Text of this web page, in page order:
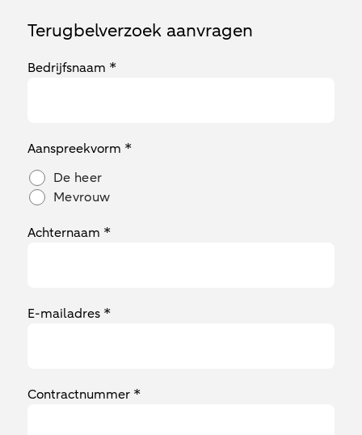
Terugbelverzoek aanvragen
Bedrijfsnaam *
Aanspreekvorm *
De heer
Mevrouw
Achternaam *
E-mailadres *
Contractnummer *